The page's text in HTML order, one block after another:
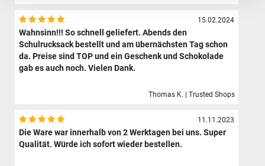
15.02.2024
Wahnsinn!!! So schnell geliefert. Abends den
Schulrucksack bestellt und am übernächsten Tag schon
da. Preise sind TOP und ein Geschenk und Schokolade
gab es auch noch. Vielen Dank.
Thomas K. | Trusted Shops
11.11.2023
Die Ware war innerhalb von 2 Werktagen bei uns. Super
Qualität. Würde ich sofort wieder bestellen.